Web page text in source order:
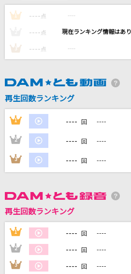
お願い!シンデレラ(M@STER
THE IDOLM@STER CINDERELLA GIRLS(島
(津田美波)/三村かな子(大坪由佳)/渋谷凛(福原
子)/神崎蘭子(内田真礼)/本田未央(原紗友里)/
ヶ崎莉嘉(山本希望))
GACKT(Gackt)
TIME
B'z
DAMの新曲・ランキン
DAMに会員登録・ログ
カラオケをもっと楽し
1 ---- 点 ----
---- 点 ----
3 ---- 点 ----
再生回数ランキング
1 ---- 回 ----
2 ---- 回 ----
3 ---- 回 ----
再生回数ランキング
1 ---- 回 ----
2 ---- 回 ----
3 ---- 回 ----